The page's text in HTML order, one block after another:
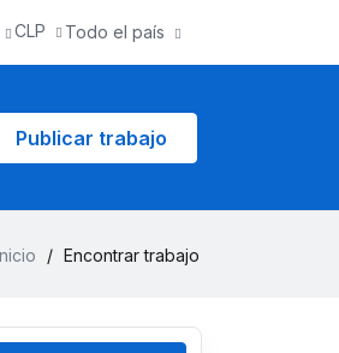
CLP Todo el país
Publicar trabajo
/ Encontrar trabajo